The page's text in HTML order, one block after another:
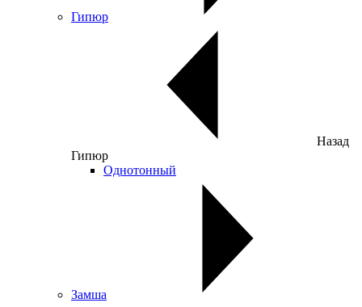
Гипюр
Назад
Гипюр
Однотонный
Замша